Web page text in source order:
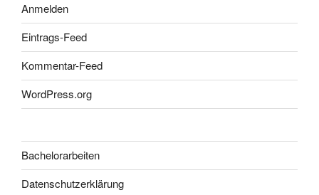
Anmelden
Eintrags-Feed
Kommentar-Feed
WordPress.org
Bachelorarbeiten
Datenschutzerklärung